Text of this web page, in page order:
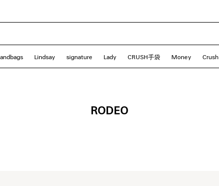
Lindsay signature Lady CRUSH手袋 Money Crush
RODEO